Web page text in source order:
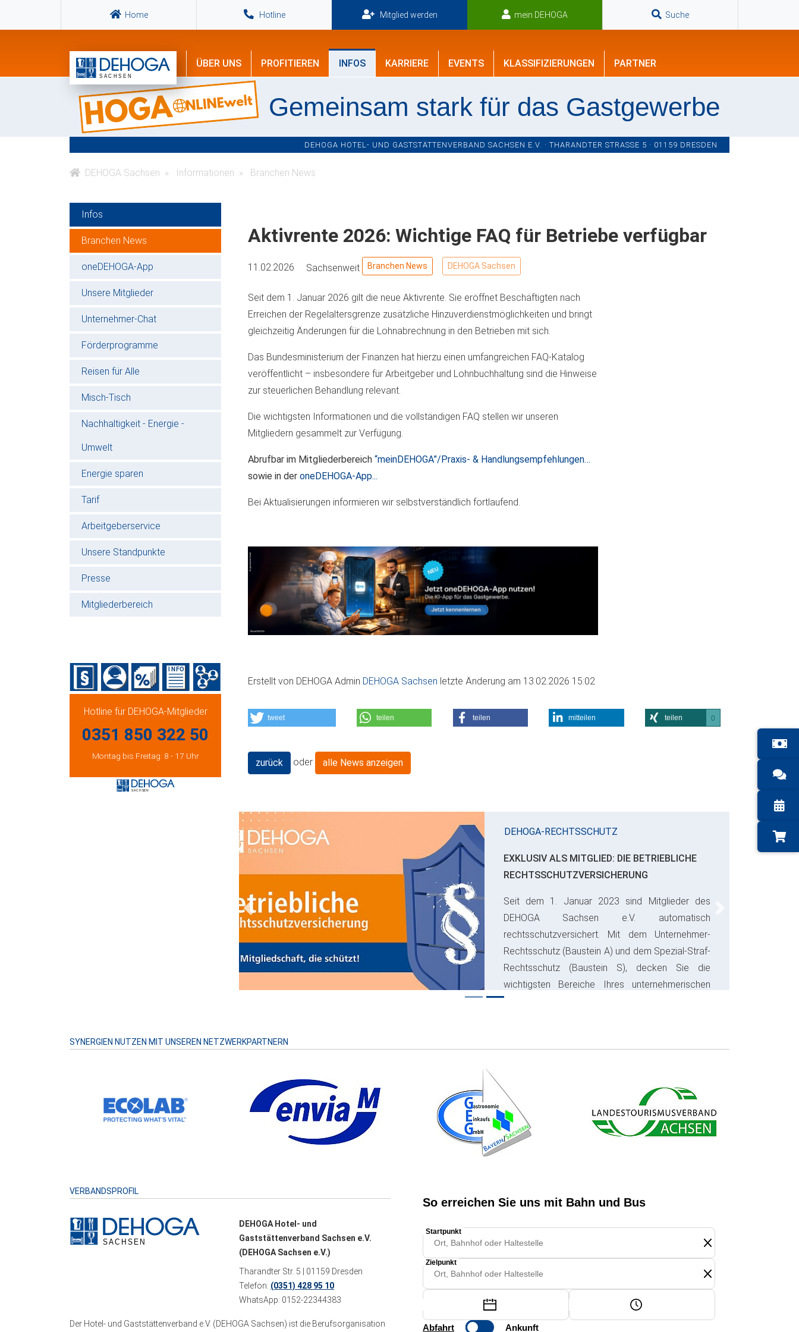
Home Hotline Mitglied werden mein DEHOGA Suche
ÜBER UNS PROFITIEREN INFOS KARRIERE EVENTS KLASSIFIZIERUNGEN PARTNER
Gemeinsam stark für das Gastgewerbe
DEHOGA HOTEL- UND GASTSTÄTTENVERBAND SACHSEN E.V. · THARANDTER STRASSE 5 · 01159 DRESDEN
DEHOGA Sachsen Informationen Branchen News
Infos
Branchen News
oneDEHOGA-App
Unsere Mitglieder
Unternehmer-Chat
Förderprogramme
Reisen für Alle
Misch-Tisch
Nachhaltigkeit - Energie -
Umwelt
Energie sparen
Tarif
Arbeitgeberservice
Unsere Standpunkte
Presse
Mitgliederbereich
Hotline für DEHOGA-Mitglieder
0351 850 322 50
Montag bis Freitag: 8 - 17 Uhr
Aktivrente 2026: Wichtige FAQ für Betriebe verfügbar
11.02.2026 Sachsenweit Branchen News DEHOGA Sachsen
Seit dem 1. Januar 2026 gilt die neue Aktivrente. Sie eröffnet Beschäftigten nach
Erreichen der Regelaltersgrenze zusätzliche Hinzuverdienstmöglichkeiten und bringt
gleichzeitig Änderungen für die Lohnabrechnung in den Betrieben mit sich.
Das Bundesministerium der Finanzen hat hierzu einen umfangreichen FAQ-Katalog
veröffentlicht – insbesondere für Arbeitgeber und Lohnbuchhaltung sind die Hinweise
zur steuerlichen Behandlung relevant.
Die wichtigsten Informationen und die vollständigen FAQ stellen wir unseren
Mitgliedern gesammelt zur Verfügung.
Abrufbar im Mitgliederbereich “meinDEHOGA”/Praxis- & Handlungsempfehlungen…
sowie in der oneDEHOGA-App...
Bei Aktualisierungen informieren wir selbstverständlich fortlaufend.
Erstellt von DEHOGA Admin DEHOGA Sachsen letzte Änderung am 13.02.2026 15:02
tweet teilen teilen mitteilen teilen 0
zurück oder alle News anzeigen
DEHOGA-RECHTSSCHUTZ
EXKLUSIV ALS MITGLIED: DIE BETRIEBLICHE
RECHTSSCHUTZVERSICHERUNG
Seit dem 1. Januar 2023 sind Mitglieder des
DEHOGA Sachsen e.V. automatisch
rechtsschutzversichert. Mit dem Unternehmer-
Rechtsschutz (Baustein A) und dem Spezial-Straf-
Rechtsschutz (Baustein S), decken Sie die
wichtigsten Bereiche Ihres unternehmerischen
Risikos ab und sparen bares Geld.
Previous
SYNERGIEN NUTZEN MIT UNSEREN NETZWERKPARTNERN
VERBANDSPROFIL
DEHOGA Hotel- und
Gaststättenverband Sachsen e.V.
(DEHOGA Sachsen e.V.)
Tharandter Str. 5 | 01159 Dresden
Telefon: (0351) 428 95 10
WhatsApp: 0152-22344383
Der Hotel- und Gaststättenverband e.V. (DEHOGA Sachsen) ist die Berufsorganisation